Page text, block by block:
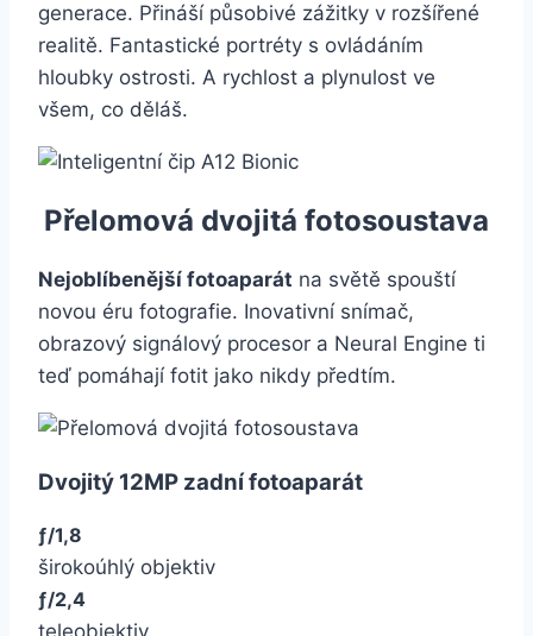
generace. Přináší působivé zážitky v rozšířené
realitě. Fantastické portréty s ovládáním
hloubky ostrosti. A rychlost a plynulost ve
všem, co děláš.
Přelomová dvojitá fotosoustava
Nejoblíbenější fotoaparát na světě spouští
novou éru fotografie. Inovativní snímač,
obrazový signálový procesor a Neural Engine ti
teď pomáhají fotit jako nikdy předtím.
Dvojitý 12MP zadní fotoaparát
ƒ/1,8
širokoúhlý objektiv
ƒ/2,4